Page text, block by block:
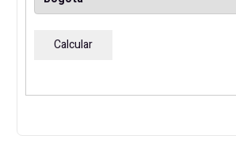
cantidad
Calcular